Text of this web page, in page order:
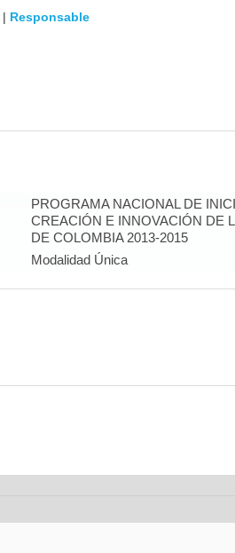
| Responsable
PROGRAMA NACIONAL DE
CREACIÓN E INNOVACIÓN DE
DE COLOMBIA 2013-2015
Modalidad Única